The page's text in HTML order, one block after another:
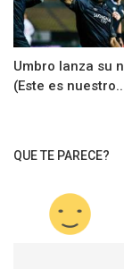
Umbro lanza su
(Este es
QUE TE PARECE?